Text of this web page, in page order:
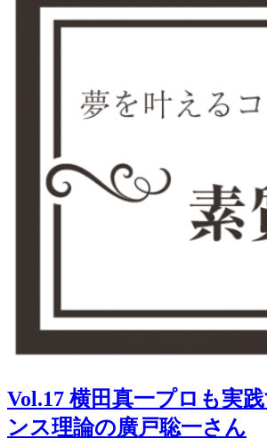
Vol.17 横田真一プロも実
ンス理論の廣戸聡一さん